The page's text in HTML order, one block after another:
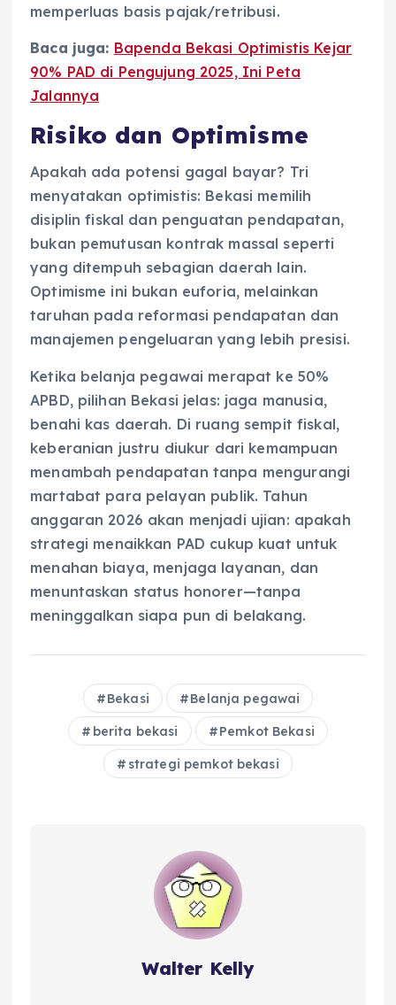
memperluas basis pajak/retribusi.
Baca juga: Bapenda Bekasi Optimistis Kejar
90% PAD di Pengujung 2025, Ini Peta
Jalannya
Risiko dan Optimisme
Apakah ada potensi gagal bayar? Tri
menyatakan optimistis: Bekasi memilih
disiplin fiskal dan penguatan pendapatan,
bukan pemutusan kontrak massal seperti
yang ditempuh sebagian daerah lain.
Optimisme ini bukan euforia, melainkan
taruhan pada reformasi pendapatan dan
manajemen pengeluaran yang lebih presisi.
Ketika belanja pegawai merapat ke 50%
APBD, pilihan Bekasi jelas: jaga manusia,
benahi kas daerah. Di ruang sempit fiskal,
keberanian justru diukur dari kemampuan
menambah pendapatan tanpa mengurangi
martabat para pelayan publik. Tahun
anggaran 2026 akan menjadi ujian: apakah
strategi menaikkan PAD cukup kuat untuk
menahan biaya, menjaga layanan, dan
menuntaskan status honorer—tanpa
meninggalkan siapa pun di belakang.
Bekasi Belanja pegawai
berita bekasi Pemkot Bekasi
strategi pemkot bekasi
Walter Kelly